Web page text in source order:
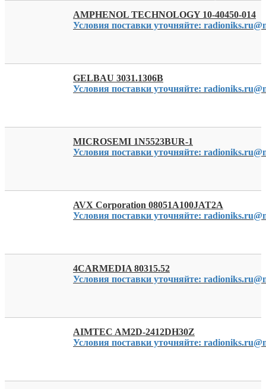
AMPHENOL TECHNOLOGY 10-40450-014
Условия поставки уточняйте:
GELBAU 3031.1306B
Условия поставки уточняйте:
MICROSEMI 1N5523BUR-1
Условия поставки уточняйте:
AVX Corporation 08051A100JAT2A
Условия поставки уточняйте:
4CARMEDIA 80315.52
Условия поставки уточняйте:
AIMTEC AM2D-2412DH30Z
Условия поставки уточняйте: